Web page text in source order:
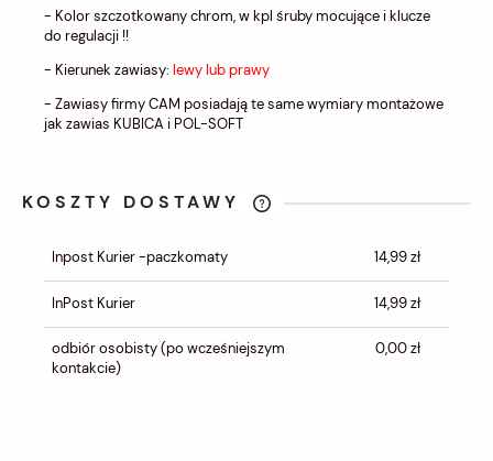
- Kolor szczotkowany chrom, w kpl śruby mocujące i klucze
do regulacji !!
- Kierunek zawiasy: lewy lub prawy
- Zawiasy firmy CAM posiadają te same wymiary montażowe
jak zawias KUBICA i POL-SOFT
KOSZTY DOSTAWY
KOSZTÓW PŁATNOŚCI
Inpost Kurier -paczkomaty 14,99 zł
InPost Kurier 14,99 zł
odbiór osobisty(po wcześniejszym
kontakcie)
0,00 zł